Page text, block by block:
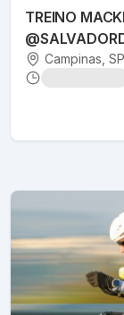
TREINO
Campinas , SP